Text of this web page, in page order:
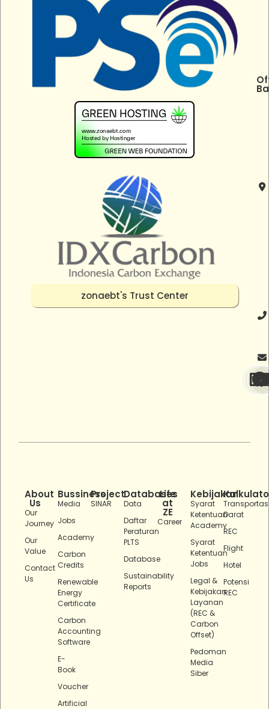
zonaebt's Trust Center
About
Us
Our
Journey
Our
Value
Contact
Us
Bussiness
Media
Jobs
Academy
Carbon
Credits
Renewable
Energy
Certificate
Carbon
Accounting
Software
E-
Book
Voucher
Artificial
Project
SINAR
Databases
Data
Daftar
Peraturan
PLTS
Database
Sustainability
Reports
Life
at
ZE
Career
Kebijakan
Syarat
Ketentuan
Academy
Syarat
Ketentuan
Jobs
Legal &
Kebijakan
Layanan
(REC &
Carbon
Offset)
Pedoman
Media
Siber
Darat
REC
Flight
Hotel
Potensi
REC